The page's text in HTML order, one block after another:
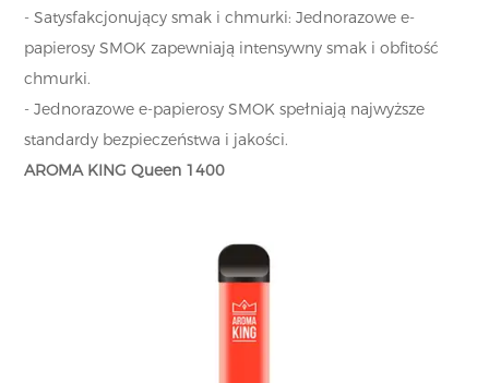
- Satysfakcjonujący smak i chmurki: Jednorazowe e-
papierosy SMOK zapewniają intensywny smak i obfitość
chmurki.
- Jednorazowe e-papierosy SMOK spełniają najwyższe
standardy bezpieczeństwa i jakości.
AROMA KING Queen 1400